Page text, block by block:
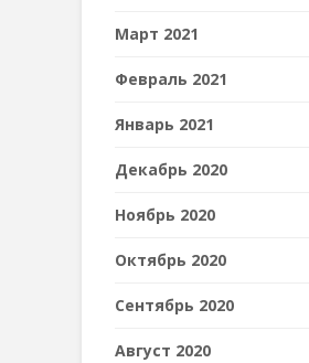
Март 2021
Февраль 2021
Январь 2021
Декабрь 2020
Ноябрь 2020
Октябрь 2020
Сентябрь 2020
Август 2020